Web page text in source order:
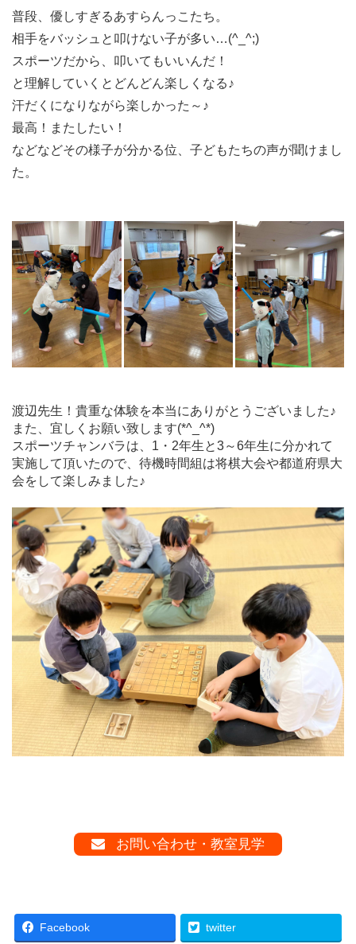
普段、優しすぎるあすらんっこたち。
相手をバッシュと叩けない子が多い…(^_^;)
スポーツだから、叩いてもいいんだ！
と理解していくとどんどん楽しくなる♪
汗だくになりながら楽しかった～♪
最高！またしたい！
などなどその様子が分かる位、子どもたちの声が聞けまし
た。
渡辺先生！貴重な体験を本当にありがとうございました♪
また、宜しくお願い致します(*^_^*)
スポーツチャンバラは、1・2年生と3～6年生に分かれて
実施して頂いたので、待機時間組は将棋大会や都道府県大
会をして楽しみました♪
お問い合わせ・教室見学
Facebook twitter